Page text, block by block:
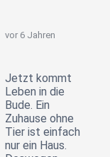
vor 6 Jahren
Jetzt kommt
Leben in die
Bude. Ein
Zuhause ohne
Tier ist einfach
nur ein Haus.